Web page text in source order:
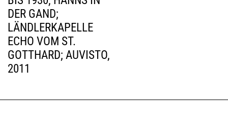
DER GAND;
LÄNDLERKAPELLE
ECHO VOM ST.
GOTTHARD; AUVISTO,
2011